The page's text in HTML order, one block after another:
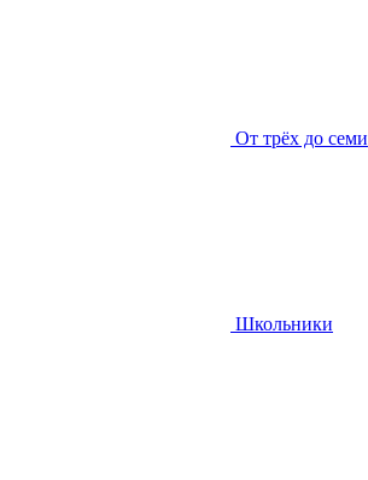
От трёх до семи
Школьники